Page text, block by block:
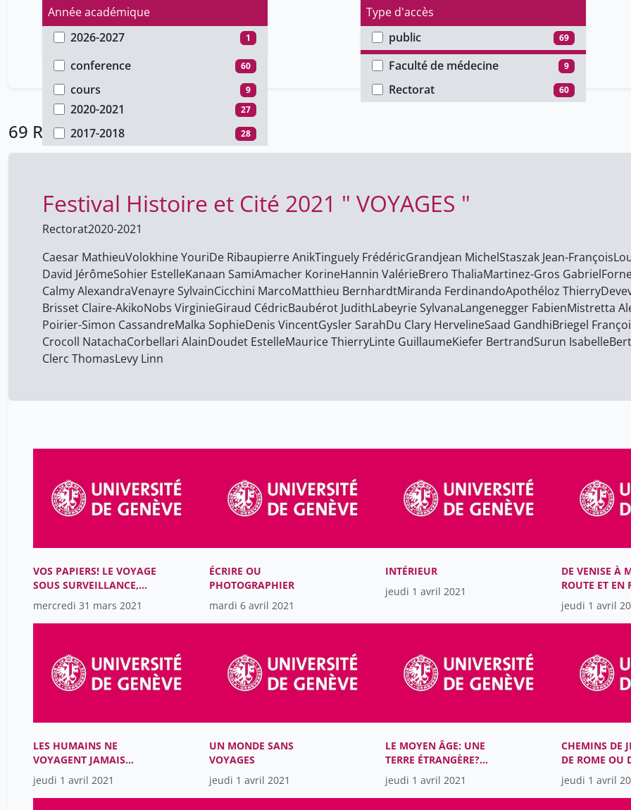
Année académique
2026-2027
1
2024-2025 12
2021-2022 1
2020-2021 27
2017-2018 28
Type d'accès
public
69
Type de document
conference
60
cours 9
Faculté
Faculté de médecine
9
Rectorat 60
69 Résultats
Festival Histoire et Cité 2021 " VOYAGES "
Rectorat2020-2021
Caesar MathieuVolokhine YouriDe Ribaupierre AnikTinguely FrédéricGrandjean MichelStaszak Jean-François
David JérômeSohier EstelleKanaan SamiAmacher KorineHannin ValérieBrero ThaliaMartinez-Gros Gabriel
Calmy AlexandraVenayre SylvainCicchini MarcoMatthieu BernhardtMiranda FerdinandoApothéloz Thierry
Brisset Claire-AkikoNobs VirginieGiraud CédricBaubérot JudithLabeyrie SylvanaLangenegger FabienMistretta
Poirier-Simon CassandreMalka SophieDenis VincentGysler SarahDu Clary HervelineSaad GandhiBriegel
Crocoll NatachaCorbellari AlainDoudet EstelleMaurice ThierryLinte GuillaumeKiefer BertrandSurun Isabelle
Clerc ThomasLevy Linn
VOS PAPIERS! LE VOYAGE
SOUS SURVEILLANCE,
ENTRE HISTOIRE
MATÉRIELLE ET
POLITIQUES D’ASILE
mercredi 31 mars 2021
ÉCRIRE OU
PHOTOGRAPHIER
mardi 6 avril 2021
INTÉRIEUR
jeudi 1 avril 2021
DE VENISE À
ROUTE ET EN
CORTO
jeudi 1 avril
LES HUMAINS NE
VOYAGENT JAMAIS
SEULS ET LES
RENCONTRES SONT
SOUVENT INFECTIEUSES
jeudi 1 avril 2021
UN MONDE SANS
VOYAGES
jeudi 1 avril 2021
LE MOYEN ÂGE: UNE
TERRE ÉTRANGÈRE?
VOYAGE DANS LES
IMAGINAIRES
CONTEMPORAINS DE
jeudi 1 avril 2021
CHEMINS DE
DE ROME OU
MECQUE
jeudi 1 avril